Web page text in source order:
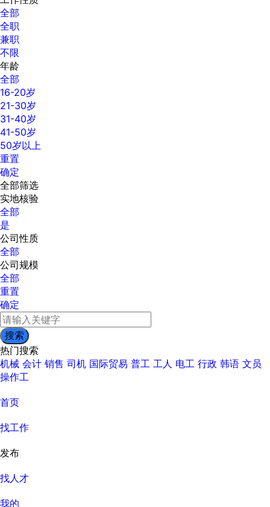
全部
全职
兼职
不限
年龄
全部
16-20岁
21-30岁
31-40岁
41-50岁
50岁以上
重置
确定
全部筛选
实地核验
全部
是
公司性质
全部
公司规模
全部
重置
确定
热门搜索
机械 会计 销售 司机 国际贸易 普工 工人 电工 行政 韩语 文员
操作工
首页
找工作
发布
找人才
我的